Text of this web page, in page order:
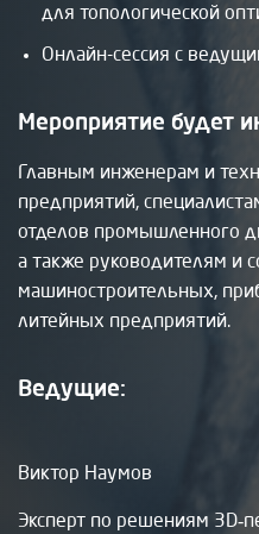
для топологической
Онлайн-сессия с
Мероприятие будет
Главным инженерам и
предприятий,
отделов промышленного
а также руководителям и
машиностроительных,
литейных предприятий.
Ведущие:
Виктор Наумов
Эксперт по решениям